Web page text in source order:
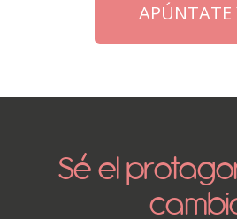
APÚNTATE
Sé el